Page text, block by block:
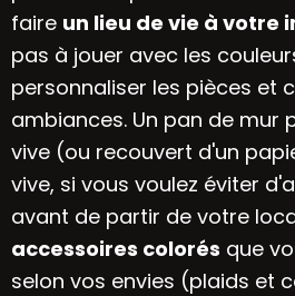
faire un lieu de vie à votre
pas à jouer avec les
personnaliser les pièces et
ambiances. Un pan de mur
vive (ou recouvert d'un
vive, si vous voulez éviter
avant de partir de votre
accessoires colorés que
selon vos envies (plaids et